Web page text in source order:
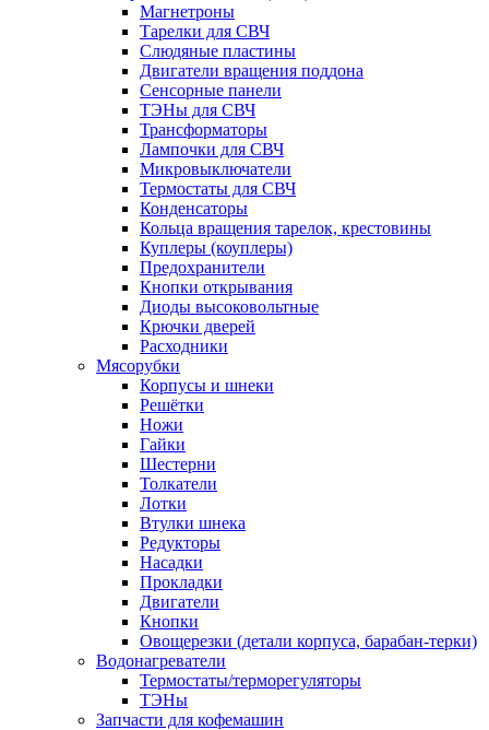
Магнетроны
Тарелки для СВЧ
Слюдяные пластины
Двигатели вращения поддона
Сенсорные панели
ТЭНы для СВЧ
Трансформаторы
Лампочки для СВЧ
Микровыключатели
Термостаты для СВЧ
Конденсаторы
Кольца вращения тарелок, крестовины
Куплеры (коуплеры)
Предохранители
Кнопки открывания
Диоды высоковольтные
Крючки дверей
Расходники
Мясорубки
Корпусы и шнеки
Решётки
Ножи
Гайки
Шестерни
Толкатели
Лотки
Втулки шнека
Редукторы
Насадки
Прокладки
Двигатели
Кнопки
Овощерезки (детали корпуса, барабан-терки)
Водонагреватели
Термостаты/терморегуляторы
ТЭНы
Запчасти для кофемашин